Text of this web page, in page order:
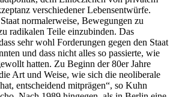
verschiedener Lebensentwürfe.
normalerweise, Bewegungen zu
radikalen Teile einzubinden. Das
sehr wohl Forderungen gegen den Staat
und dass nicht alles so passierte, wie
hatten. Zu Beginn der 80er Jahre
Art und Weise, wie sich die neoliberale
entscheidend mitprägen“, so Kuhn